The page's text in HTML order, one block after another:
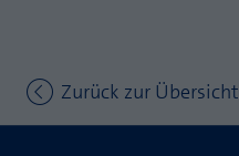
Zurück zur Übersicht